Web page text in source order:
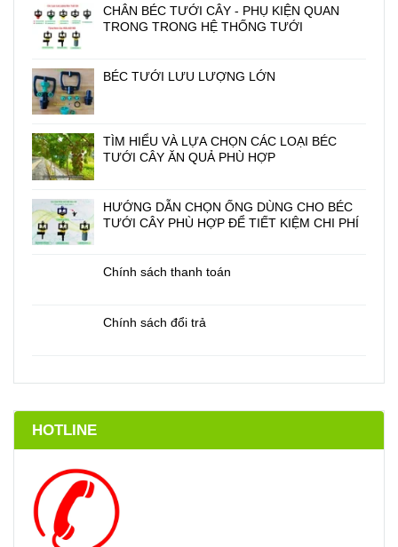
CHÂN BÉC TƯỚI CÂY - PHỤ KIỆN QUAN
TRONG TRONG HỆ THỐNG TƯỚI
BÉC TƯỚI LƯU LƯỢNG LỚN
TÌM HIỂU VÀ LỰA CHỌN CÁC LOẠI BÉC
TƯỚI CÂY ĂN QUẢ PHÙ HỢP
HƯỚNG DẪN CHỌN ỐNG DÙNG CHO BÉC
TƯỚI CÂY PHÙ HỢP ĐỂ TIẾT KIỆM CHI PHÍ
Chính sách thanh toán
Chính sách đổi trả
HOTLINE